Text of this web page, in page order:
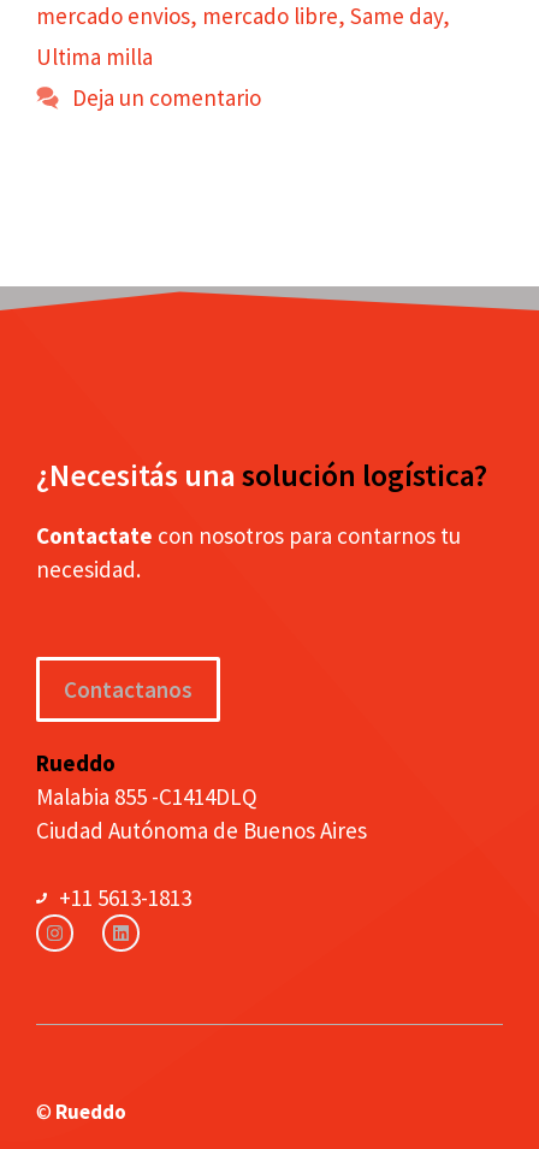
mercado envios, mercado libre, Same day,
Ultima milla
Deja un comentario
¿Necesitás una solución logística?
Contactate con nosotros para contarnos tu
necesidad.
Contactanos
Rueddo
Malabia 855 -C1414DLQ
Ciudad Autónoma de Buenos Aires
+11 5613-1813
© Rueddo